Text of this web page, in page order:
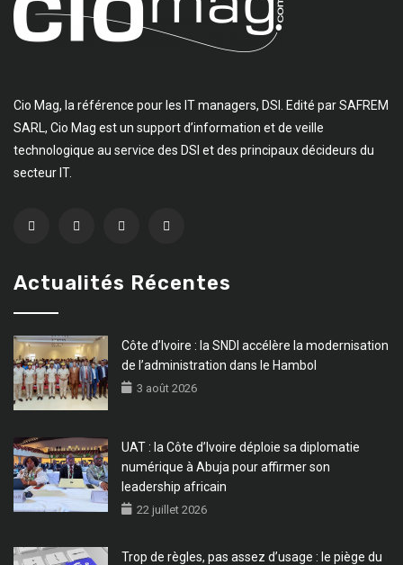
Cio Mag, la référence pour les IT managers, DSI. Edité par SAFREM
SARL, Cio Mag est un support d’information et de veille
technologique au service des DSI et des principaux décideurs du
secteur IT.
Actualités Récentes
Côte d’Ivoire : la SNDI accélère la modernisation
de l’administration dans le Hambol
3 août 2026
UAT : la Côte d’Ivoire déploie sa diplomatie
numérique à Abuja pour affirmer son
leadership africain
22 juillet 2026
Trop de règles, pas assez d’usage : le piège du